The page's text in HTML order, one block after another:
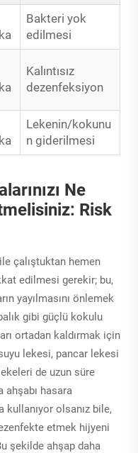
Bakteri yok
edilmesi
Kalıntısız
dezenfeksiyon
Lekenin/kokunu
n giderilmesi
Ne
Risk
çalıştuktan hemen
edilmesi gerekir; bu,
yayılmasını önlemek
gibi güçlü kokulu
ortadan kaldırmak için
lekesi, pancar lekesi
de uzun süre
ahşabı hasara
kullanıyor olsanız bile,
etmek hijyeni
şekilde ahşap daha